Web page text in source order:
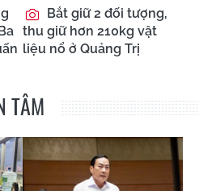
Bắt giữ 2 đối tượng,
thu giữ hơn 210kg vật
liệu nổ ở Quảng Trị
TÂM